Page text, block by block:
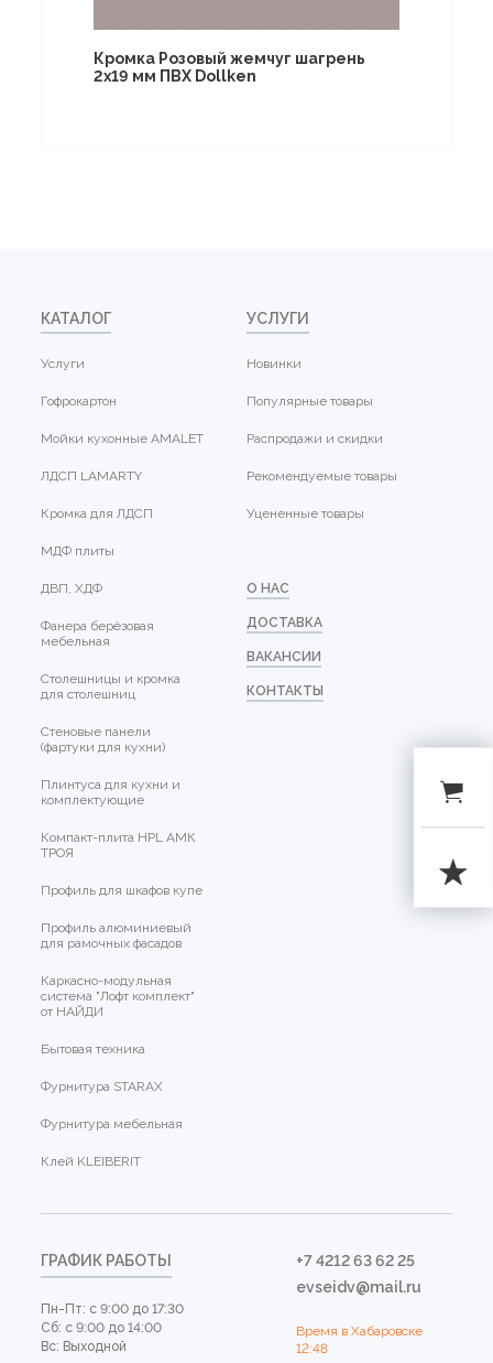
Кромка Розовый жемчуг шагрень
2х19 мм ПВХ Dollken
КАТАЛОГ
Услуги
Гофрокартон
Мойки кухонные AMALET
ЛДСП LAMARTY
Кромка для ЛДСП
МДФ плиты
ДВП, ХДФ
Фанера берёзовая
мебельная
Столешницы и кромка
для столешниц
Стеновые панели
(фартуки для кухни)
Плинтуса для кухни и
комплектующие
Компакт-плита HPL АМК
ТРОЯ
Профиль для шкафов купе
Профиль алюминиевый
для рамочных фасадов
Каркасно-модульная
система "Лофт комплект"
от НАЙДИ
Бытовая техника
Фурнитура STARAX
Фурнитура мебельная
Клей KLEIBERIT
УСЛУГИ
Новинки
Популярные товары
Распродажи и скидки
Рекомендуемые товары
Уцененные товары
О НАС
ДОСТАВКА
ВАКАНСИИ
КОНТАКТЫ
ГРАФИК РАБОТЫ
Пн-Пт: с 9:00 до 17:30
Сб: с 9:00 до 14:00
Вс: Выходной
+7 4212 63 62 25
evseidv@mail.ru
Время в Хабаровске
12:48